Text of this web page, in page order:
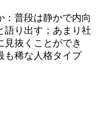
：普段は静かで内向
語り出す；あまり社
見抜くことができ
も稀な人格タイプ